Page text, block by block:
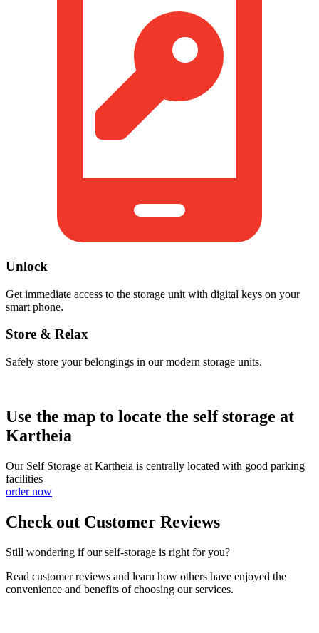
Unlock
Get immediate access to the storage unit with digital keys on your
smart phone.
Store & Relax
Safely store your belongings in our modern storage units.
Use the map to locate the self storage at
Kartheia
Our Self Storage at Kartheia is centrally located with good parking
facilities
order now
Check out Customer Reviews
Still wondering if our self-storage is right for you?
Read customer reviews and learn how others have enjoyed the
convenience and benefits of choosing our services.